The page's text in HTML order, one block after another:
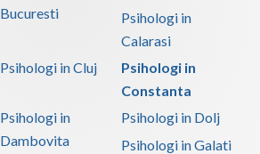
Bucuresti
Psihologi in
Calarasi
Psihologi in Cluj
Psihologi in
Constanta
Psihologi in
Dambovita
Psihologi in Dolj
Psihologi in Galati